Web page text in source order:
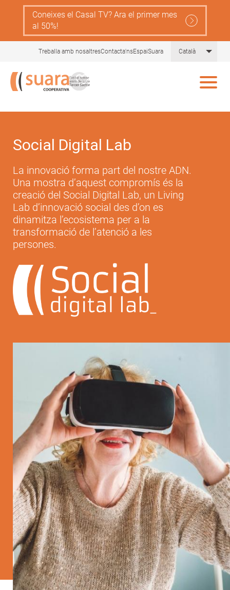
content
Coneixes el Casal TV? Ara el primer mes
al 50%!
Treballa amb nosaltresContacta'nsEspaiSuara Català List
Social Digital Lab
La innovació forma part del nostre ADN.
Una mostra d’aquest compromís és la
creació del Social Digital Lab, un Living
Lab d’innovació social des d’on es
dinamitza l’ecosistema per a la
transformació de l’atenció a les
persones.